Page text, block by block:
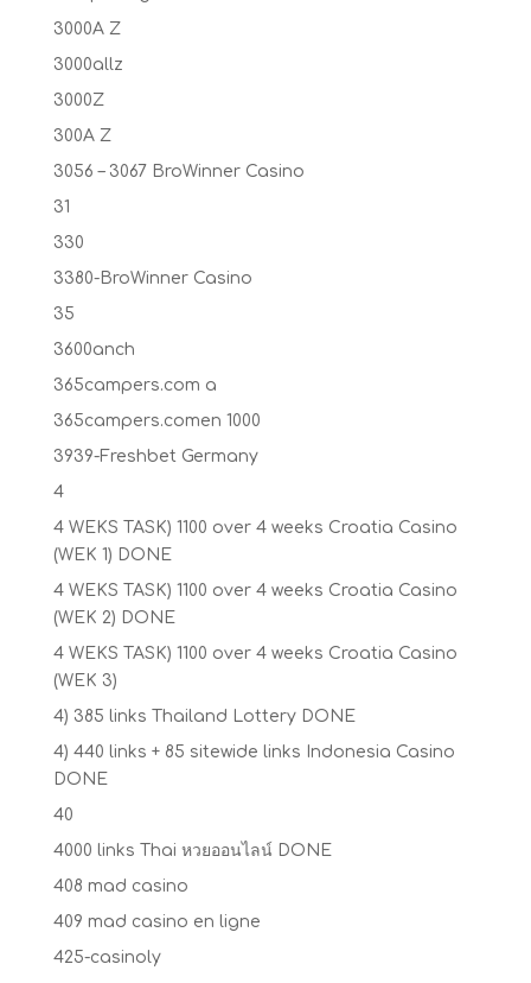
3000A Z
3000allz
3000Z
300A Z
3056 – 3067 BroWinner Casino
31
330
3380-BroWinner Casino
35
3600anch
365campers.com a
365campers.comen 1000
3939-Freshbet Germany
4
4 WEKS TASK) 1100 over 4 weeks Croatia Casino
(WEK 1) DONE
4 WEKS TASK) 1100 over 4 weeks Croatia Casino
(WEK 2) DONE
4 WEKS TASK) 1100 over 4 weeks Croatia Casino
(WEK 3)
4) 385 links Thailand Lottery DONE
4) 440 links + 85 sitewide links Indonesia Casino
DONE
40
4000 links Thai หวยออนไลน์ DONE
408 mad casino
409 mad casino en ligne
425-casinoly